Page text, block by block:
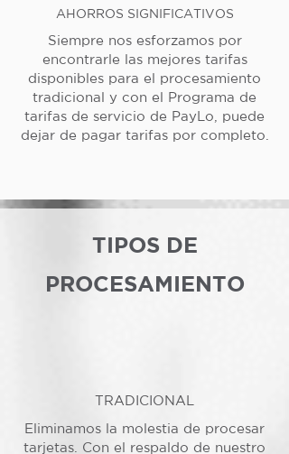
AHORROS SIGNIFICATIVOS
Siempre nos esforzamos por
encontrarle las mejores tarifas
disponibles para el procesamiento
tradicional y con el Programa de
tarifas de servicio de PayLo, puede
dejar de pagar tarifas por completo.
TIPOS DE
PROCESAMIENTO
TRADICIONAL
Eliminamos la molestia de procesar
tarjetas. Con el respaldo de nuestro